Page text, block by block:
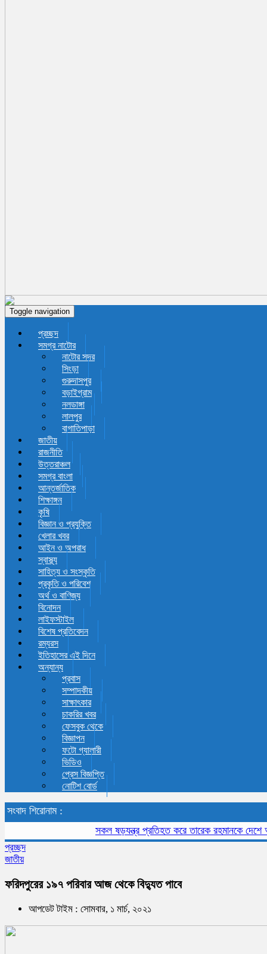
Toggle navigation
প্রচ্ছদ
সমগ্র নাটোর
নাটোর সদর
সিংড়া
গুরুদাসপুর
বড়াইগ্রাম
নলডাঙ্গা
লালপুর
বাগাতিপাড়া
জাতীয়
রাজনীতি
উত্তরাঞ্চল
সমগ্র বাংলা
আন্তর্জাতিক
শিক্ষাঙ্গন
কৃষি
বিজ্ঞান ও প্রযুক্তি
খেলার খবর
আইন ও অপরাধ
স্বাস্থ্য
সাহিত্য ও সংস্কৃতি
প্রকৃতি ও পরিবেশ
অর্থ ও বাণিজ্য
বিনোদন
লাইফস্টাইল
বিশেষ প্রতিবেদন
রম্যরস
ইতিহাসের এই দিনে
অন্যান্য
প্রবাস
সম্পাদকীয়
সাক্ষাৎকার
চাকরির খবর
ফেসবুক থেকে
বিজ্ঞাপন
ফটো গ্যালারী
ভিডিও
প্রেস বিজ্ঞপ্তি
নোটিশ বোর্ড
সংবাদ শিরোনাম :
সকল ষড়যন্ত্র প্রতিহত করে তারেক রহমানকে দেশে
প্রচ্ছদ
জাতীয়
ফরিদপুরের ১৯৭ পরিবার আজ থেকে বিদ্যুত পাবে
আপডেট টাইম : সোমবার, ১ মার্চ, ২০২১